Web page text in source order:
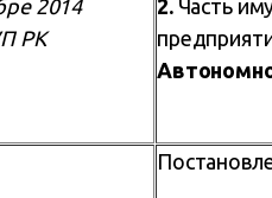
2014
РК
2.Часть